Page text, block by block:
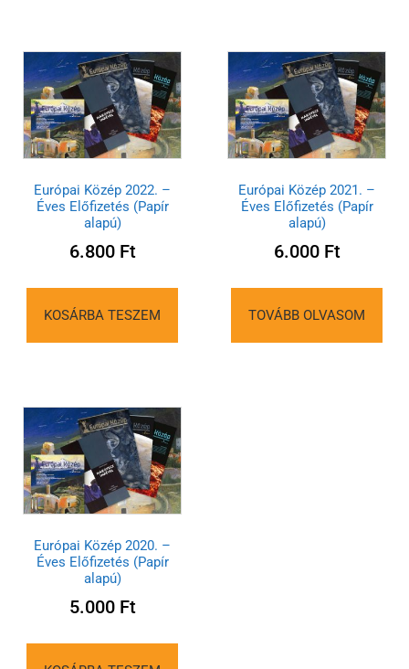
Európai Közép 2022. –
Éves Előfizetés (Papír
alapú)
6.800 Ft
KOSÁRBA TESZEM
Európai Közép 2021. –
Éves Előfizetés (Papír
alapú)
6.000 Ft
TOVÁBB OLVASOM
Európai Közép 2020. –
Éves Előfizetés (Papír
alapú)
5.000 Ft